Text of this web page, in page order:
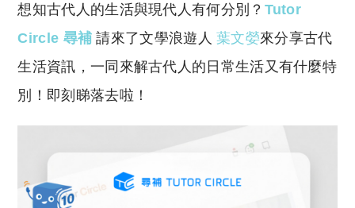
p
y
Li
k
s
A
p
想知古代人的生活與現代人有何分別？ Tutor
Circle 尋補 請來了文學浪遊人葉文嫈來分享古代
生活資訊，一同來解古代人的日常生活又有什麼特
別！即刻睇落去啦！